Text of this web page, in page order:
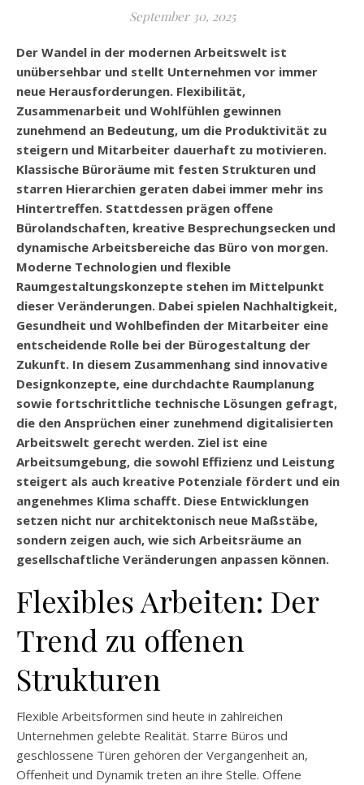
September 30, 2025
Der Wandel in der modernen Arbeitswelt ist
unübersehbar und stellt Unternehmen vor immer
neue Herausforderungen. Flexibilität,
Zusammenarbeit und Wohlfühlen gewinnen
zunehmend an Bedeutung, um die Produktivität zu
steigern und Mitarbeiter dauerhaft zu motivieren.
Klassische Büroräume mit festen Strukturen und
starren Hierarchien geraten dabei immer mehr ins
Hintertreffen. Stattdessen prägen offene
Bürolandschaften, kreative Besprechungsecken und
dynamische Arbeitsbereiche das Büro von morgen.
Moderne Technologien und flexible
Raumgestaltungskonzepte stehen im Mittelpunkt
dieser Veränderungen. Dabei spielen Nachhaltigkeit,
Gesundheit und Wohlbefinden der Mitarbeiter eine
entscheidende Rolle bei der Bürogestaltung der
Zukunft. In diesem Zusammenhang sind innovative
Designkonzepte, eine durchdachte Raumplanung
sowie fortschrittliche technische Lösungen gefragt,
die den Ansprüchen einer zunehmend digitalisierten
Arbeitswelt gerecht werden. Ziel ist eine
Arbeitsumgebung, die sowohl Effizienz und Leistung
steigert als auch kreative Potenziale fördert und ein
angenehmes Klima schafft. Diese Entwicklungen
setzen nicht nur architektonisch neue Maßstäbe,
sondern zeigen auch, wie sich Arbeitsräume an
gesellschaftliche Veränderungen anpassen können.
Flexibles Arbeiten: Der
Trend zu offenen
Strukturen
Flexible Arbeitsformen sind heute in zahlreichen
Unternehmen gelebte Realität. Starre Büros und
geschlossene Türen gehören der Vergangenheit an,
Offenheit und Dynamik treten an ihre Stelle. Offene